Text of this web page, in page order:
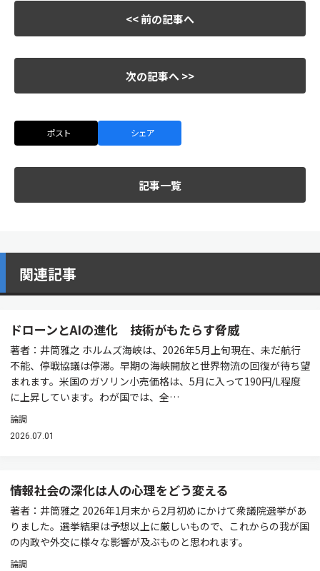
<< 前の記事へ
次の記事へ >>
ポスト シェア
記事一覧
関連記事
ドローンとAIの進化 技術がもたらす脅威
著者：井筒雅之 ホルムズ海峡は、2026年5月上旬現在、未だ航行
不能、停戦協議は停滞。早期の海峡開放と世界物流の回復が待ち望
まれます。米国のガソリン小売価格は、5月に入って190円/L程度
に上昇しています。わが国では、全…
論調
2026.07.01
情報社会の深化は人の心理をどう変える
著者：井筒雅之 2026年1月末から2月初めにかけて衆議院選挙があ
りました。選挙結果は予想以上に厳しいもので、これからの我が国
の内政や外交に様々な影響が及ぶものと思われます。
論調